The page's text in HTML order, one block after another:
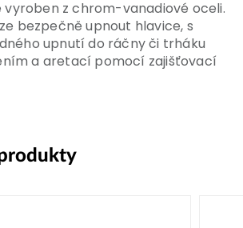
vyroben z chrom-vanadiové oceli.
bezpečně upnout hlavice, s
upnutí do ráčny či trháku
a aretací pomocí zajišťovací